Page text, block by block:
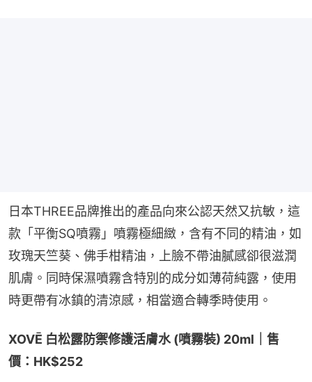
日本THREE品牌推出的產品向來公認天然又抗敏，這
款「平衡SQ噴霧」噴霧極細緻，含有不同的精油，如
玫瑰天竺葵、佛手柑精油，上臉不帶油膩感卻很滋潤
肌膚。同時保濕噴霧含特別的成分如薄荷純露，使用
時更帶有冰鎮的清涼感，相當適合轉季時使用。
XOVĒ 白松露防禦修護活膚水 (噴霧裝) 20ml｜售
價：HK$252